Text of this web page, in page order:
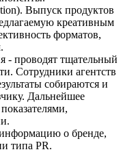
Выпуск продуктов
креативным
форматов,
- проводят тщательный
Сотрудники агентств
собираются и
Дальнейшее
о бренде,
типа PR.